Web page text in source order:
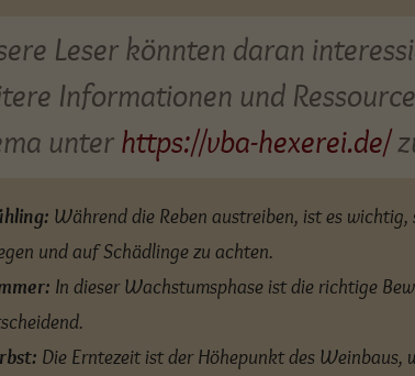
Leser könnten daran
Informationen und
unterhttps://vba-hexerei.de/
Während die Reben austreiben, ist es wichtig,
und auf Schädlinge zu achten.
In dieser Wachstumsphase ist die richtige
Die Erntezeit ist der Höhepunkt des Weinbaus,